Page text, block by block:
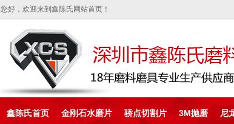
您好，欢迎来到鑫陈氏网站首页！
鑫陈氏首页 金刚石水磨片 骄点切割片 3M抛磨 尼